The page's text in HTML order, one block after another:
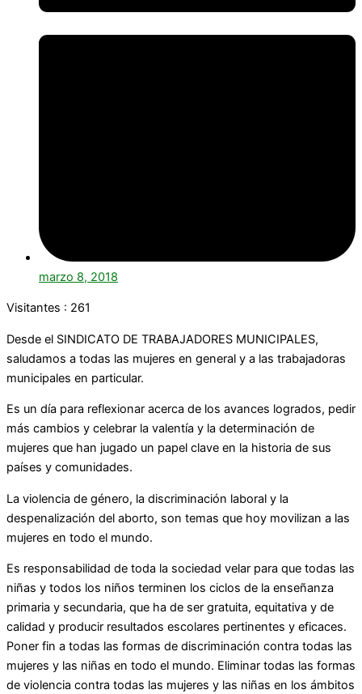
marzo 8, 2018
Visitantes : 261
Desde el SINDICATO DE TRABAJADORES MUNICIPALES,
saludamos a todas las mujeres en general y a las trabajadoras
municipales en particular.
Es un día para reflexionar acerca de los avances logrados, pedir
más cambios y celebrar la valentía y la determinación de
mujeres que han jugado un papel clave en la historia de sus
países y comunidades.
La violencia de género, la discriminación laboral y la
despenalización del aborto, son temas que hoy movilizan a las
mujeres en todo el mundo.
Es responsabilidad de toda la sociedad velar para que todas las
niñas y todos los niños terminen los ciclos de la enseñanza
primaria y secundaria, que ha de ser gratuita, equitativa y de
calidad y producir resultados escolares pertinentes y eficaces.
Poner fin a todas las formas de discriminación contra todas las
mujeres y las niñas en todo el mundo. Eliminar todas las formas
de violencia contra todas las mujeres y las niñas en los ámbitos